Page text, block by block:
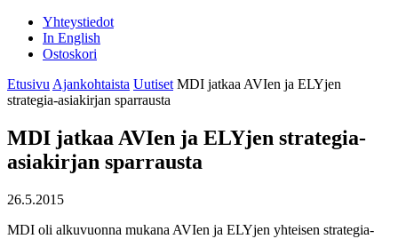
Yhteystiedot
In English
Ostoskori
Etusivu Ajankohtaista Uutiset MDI jatkaa AVIen ja ELYjen
strategia-asiakirjan sparrausta
MDI jatkaa AVIen ja ELYjen strategia-
asiakirjan sparrausta
26.5.2015
MDI oli alkuvuonna mukana AVIen ja ELYjen yhteisen strategia-